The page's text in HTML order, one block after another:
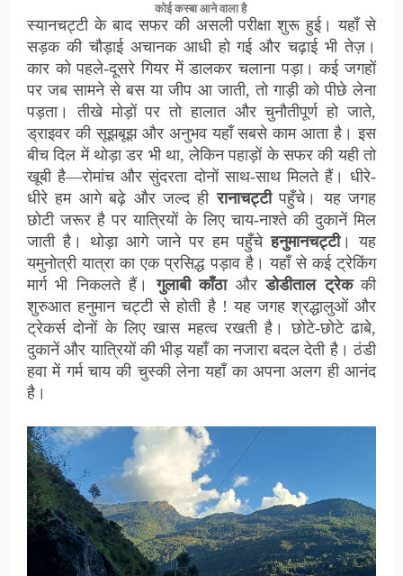
कोई कस्बा आने वाला है
स्यानचट्टी के बाद सफर की असली परीक्षा शुरू हुई। यहाँ से
सड़क की चौड़ाई अचानक आधी हो गई और चढ़ाई भी तेज़।
कार को पहले-दूसरे गियर में डालकर चलाना पड़ा। कई जगहों
पर जब सामने से बस या जीप आ जाती, तो गाड़ी को पीछे लेना
पड़ता। तीखे मोड़ों पर तो हालात और चुनौतीपूर्ण हो जाते,
ड्राइवर की सूझबूझ और अनुभव यहाँ सबसे काम आता है। इस
बीच दिल में थोड़ा डर भी था, लेकिन पहाड़ों के सफर की यही तो
खूबी है—रोमांच और सुंदरता दोनों साथ-साथ मिलते हैं। धीरे-
धीरे हम आगे बढ़े और जल्द हीरानाचट्टीपहुँचे। यह जगह
छोटी जरूर है पर यात्रियों के लिए चाय-नाश्ते की दुकानें मिल
जाती है। थोड़ा आगे जाने पर हम पहुँचेहनुमानचट्टी। यह
यमुनोत्री यात्रा का एक प्रसिद्ध पड़ाव है। यहाँ से कई ट्रेकिंग
मार्ग भी निकलते हैं।गुलाबी काँठाऔरडोडीताल ट्रेककी
शुरुआत हनुमान चट्टी से होती है ! यह जगह श्रद्धालुओं और
ट्रेकर्स दोनों के लिए खास महत्व रखती है। छोटे-छोटे ढाबे,
दुकानें और यात्रियों की भीड़ यहाँ का नजारा बदल देती है। ठंडी
हवा में गर्म चाय की चुस्की लेना यहाँ का अपना अलग ही आनंद
है।